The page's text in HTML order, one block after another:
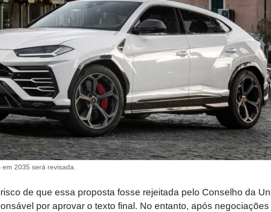
2035 será revisada.
de que essa proposta fosse rejeitada pelo Conselho da
por aprovar o texto final. No entanto, após negociações